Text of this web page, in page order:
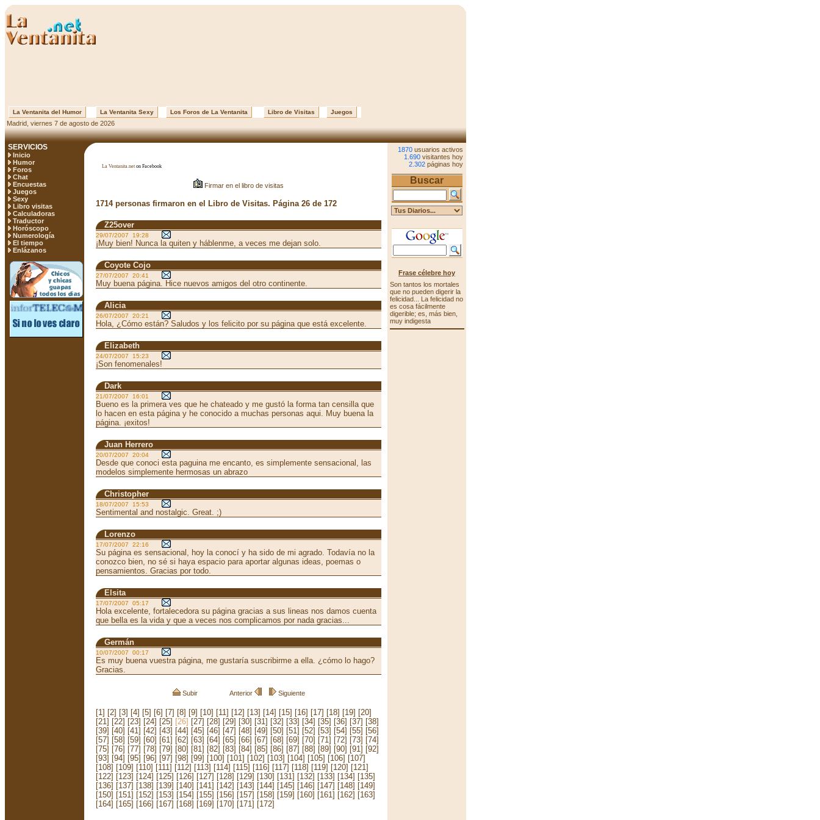
La Ventanita del Humor La Ventanita Sexy Los Foros de La Ventanita Libro de Visitas Juegos
Madrid, viernes 7 de agosto de 2026
SERVICIOS
Inicio
Humor
Foros
Chat
Encuestas
Juegos
Sexy
Libro visitas
Calculadoras
Traductor
Horóscopo
Numerología
El tiempo
Enlázanos
La Ventanita.net on Facebook
Firmar en el libro de visitas
1714 personas firmaron en el Libro de Visitas. Página 26 de 172
Z25over
29/07/2007 19:28
¡Muy bien! Nunca la quiten y háblenme, a veces me dejan solo.
Coyote Cojo
27/07/2007 20:41
Muy buena página. Hice nuevos amigos del otro continente.
Alicia
26/07/2007 20:21
Hola, ¿Cómo están? Saludos y los felicito por su página que está excelente.
Elizabeth
24/07/2007 15:23
¡Son fenomenales!
Dark
21/07/2007 16:01
Bueno es la primera ves que he chateado y me gustó la forma tan censilla que
lo hacen en esta página y he conocido a muchas personas aqui. Muy buena la
página. ¡exitos!
Juan Herrero
20/07/2007 20:04
Desde que conoci esta paguina me encanto, es simplemente sensacional, las
modelos simplemente hermosas un abrazo
Christopher
18/07/2007 15:53
Sentimental and nostalgic. Great. ;)
Lorenzo
17/07/2007 22:16
Su página es sensacional, hoy la conocí y ha sido de mi agrado. Todavía no la
conozco bien, no sé si haya espacio para aportar algunas ideas, poemas o
pensamientos. Gracias por todo.
Elsita
17/07/2007 05:17
Hola excelente, fortalecedora su página gracias a sus lineas nos damos cuenta
que bella es la vida y que a veces nos complicamos por nada gracias...
Germán
10/07/2007 00:17
Es muy buena vuestra página, me gustaría suscribirme a ella. ¿cómo lo hago?
Gracias.
Subir Anterior Siguiente
[1] [2] [3] [4] [5] [6] [7] [8] [9] [10] [11] [12] [13] [14] [15] [16] [17] [18] [19] [20]
[21] [22] [23] [24] [25] [26] [27] [28] [29] [30] [31] [32] [33] [34] [35] [36] [37] [38]
[39] [40] [41] [42] [43] [44] [45] [46] [47] [48] [49] [50] [51] [52] [53] [54] [55] [56]
[57] [58] [59] [60] [61] [62] [63] [64] [65] [66] [67] [68] [69] [70] [71] [72] [73] [74]
[75] [76] [77] [78] [79] [80] [81] [82] [83] [84] [85] [86] [87] [88] [89] [90] [91] [92]
[93] [94] [95] [96] [97] [98] [99] [100] [101] [102] [103] [104] [105] [106] [107]
[108] [109] [110] [111] [112] [113] [114] [115] [116] [117] [118] [119] [120] [121]
[122] [123] [124] [125] [126] [127] [128] [129] [130] [131] [132] [133] [134] [135]
[136] [137] [138] [139] [140] [141] [142] [143] [144] [145] [146] [147] [148] [149]
[150] [151] [152] [153] [154] [155] [156] [157] [158] [159] [160] [161] [162] [163]
[164] [165] [166] [167] [168] [169] [170] [171] [172]
1870 usuarios activos
1.690 visitantes hoy
2.302 páginas hoy
Buscar
Frase célebre hoy
Son tantos los mortales
que no pueden digerir la
felicidad... La felicidad no
es cosa fácilmente
digerible; es, más bien,
muy indigesta